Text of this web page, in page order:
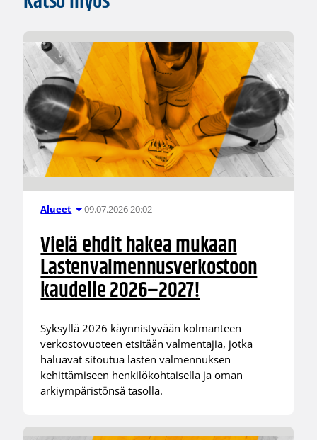
Alueet 09.07.2026 20:02
Vielä ehdit hakea mukaan
Lastenvalmennusverkostoon
kaudelle 2026–2027!
Syksyllä 2026 käynnistyvään kolmanteen
verkostovuoteen etsitään valmentajia, jotka
haluavat sitoutua lasten valmennuksen
kehittämiseen henkilökohtaisella ja oman
arkiympäristönsä tasolla.